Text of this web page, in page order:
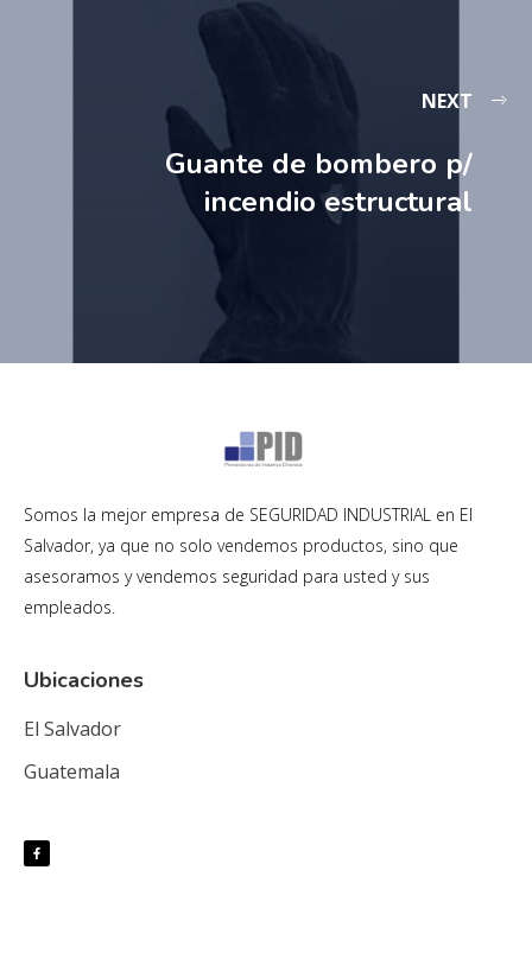
NEXT
Guante de bombero p/
incendio estructural
Somos la mejor empresa de SEGURIDAD INDUSTRIAL en El
Salvador, ya que no solo vendemos productos, sino que
asesoramos y vendemos seguridad para usted y sus
empleados.
Ubicaciones
El Salvador
Guatemala